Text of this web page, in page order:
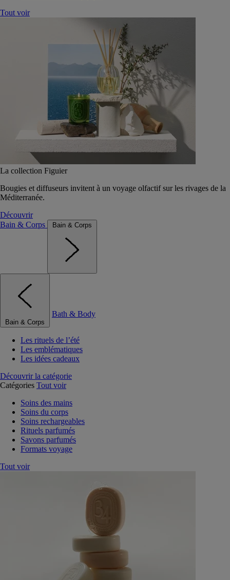
Tout voir
La collection Figuier
Bougies et diffuseurs invitent à un voyage olfactif sur les rivages de la
Méditerranée.
Découvrir
Bain & Corps
Bain & Corps
Bain & Corps
Bath & Body
Les rituels de l’été
Les emblématiques
Les idées cadeaux
Découvrir la catégorie
Catégories Tout voir
Soins des mains
Soins du corps
Soins rechargeables
Rituels parfumés
Savons parfumés
Formats voyage
Tout voir